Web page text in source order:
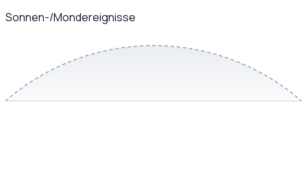
Sonnen-/Mondereignisse